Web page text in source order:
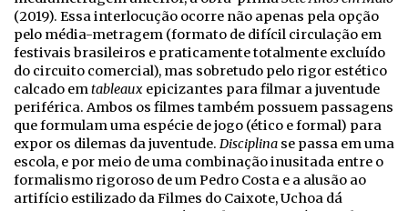
(2019). Essa interlocução ocorre não apenas pela opção
pelo média-metragem (formato de difícil circulação em
festivais brasileiros e praticamente totalmente excluído
do circuito comercial), mas sobretudo pelo rigor estético
calcado emtableaux epicizantes para filmar a juventude
periférica. Ambos os filmes também possuem passagens
que formulam uma espécie de jogo (ético e formal) para
expor os dilemas da juventude. Disciplina se passa em uma
escola, e por meio de uma combinação inusitada entre o
formalismo rigoroso de um Pedro Costa e a alusão ao
artifício estilizado da Filmes do Caixote, Uchoa dá